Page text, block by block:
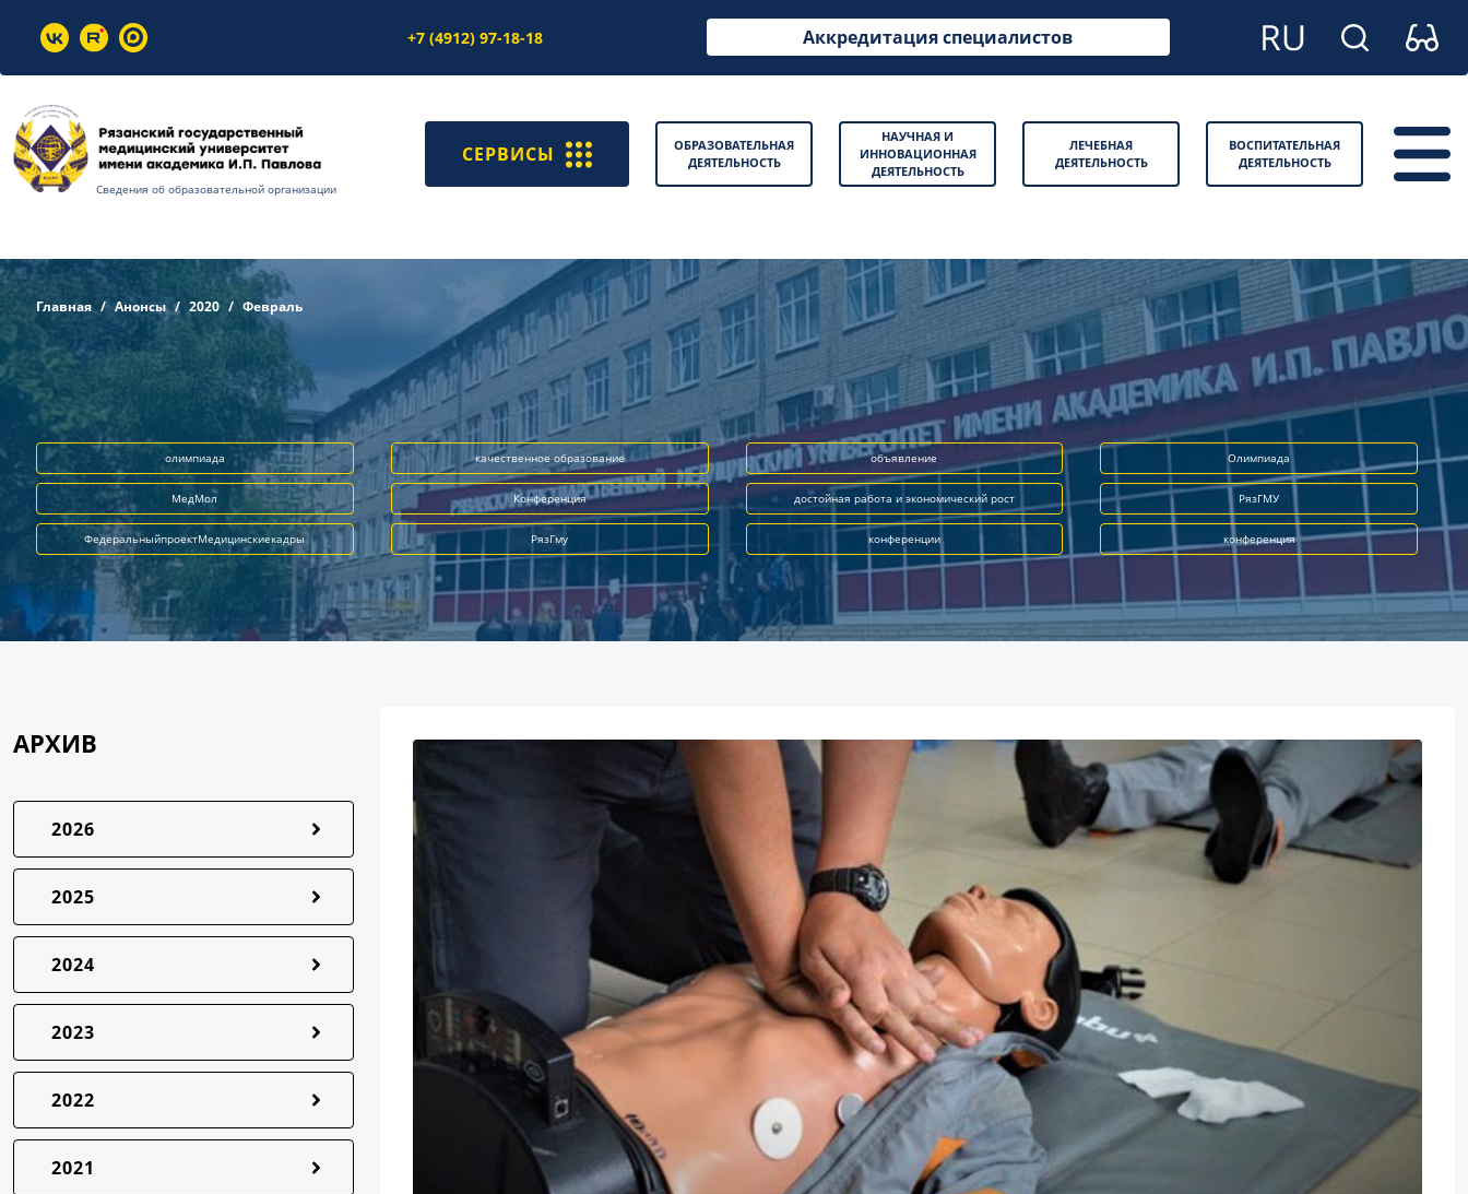
+7 (4912) 97-18-18 Аккредитация специалистов
Сведения об образовательной организации
СЕРВИСЫ
ОБРАЗОВАТЕЛЬНАЯ
ДЕЯТЕЛЬНОСТЬ
НАУЧНАЯ И
ИННОВАЦИОННАЯ
ДЕЯТЕЛЬНОСТЬ
ЛЕЧЕБНАЯ
ДЕЯТЕЛЬНОСТЬ
ВОСПИТАТЕЛЬНАЯ
ДЕЯТЕЛЬНОСТЬ
Главная Анонсы 2020 Февраль
олимпиада качественное образование объявление Олимпиада
МедМол Конференция достойная работа и экономический рост РязГМУ
ФедеральныйпроектМедицинскиекадры РязГму конференции конференция
АРХИВ
2026
2025
2024
2023
2022
2021